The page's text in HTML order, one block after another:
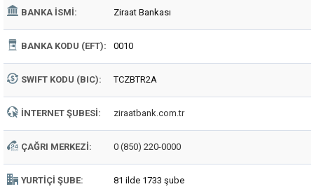
BANKA İSMI: Ziraat Bankası
BANKA KODU (EFT): 0010
SWIFT KODU (BIC): TCZBTR2A
İNTERNET ŞUBESI: ziraatbank.com.tr
ÇAĞRI MERKEZI: 0 (850) 220-0000
YURTIÇI ŞUBE: 81 ilde 1733 şube